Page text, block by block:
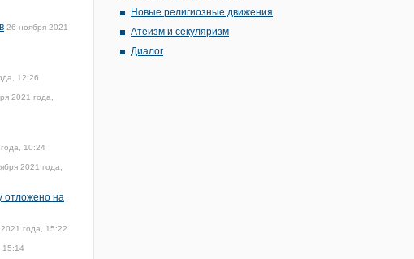
26 ноября 2021
12:26
2021 года,
10:24
2021 года,
отложено на
года, 15:22
15:14
Новые религиозные движения
Атеизм и секуляризм
Диалог